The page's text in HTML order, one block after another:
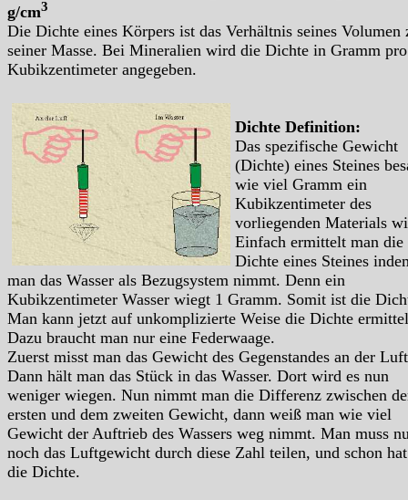
g/cm3
Die Dichte eines Körpers ist das Verhältnis seines Volumen
seiner Masse. Bei Mineralien wird die Dichte in Gramm pro
Kubikzentimeter angegeben.
Dichte Definition:
Das spezifische Gewicht
(Dichte) eines Steines
wie viel Gramm ein
Kubikzentimeter des
vorliegenden Materials
Einfach ermittelt man die
Dichte eines Steines
man das Wasser als Bezugsystem nimmt. Denn ein
Kubikzentimeter Wasser wiegt 1 Gramm. Somit ist die
Man kann jetzt auf unkomplizierte Weise die Dichte
Dazu braucht man nur eine Federwaage.
Zuerst misst man das Gewicht des Gegenstandes an der
Dann hält man das Stück in das Wasser. Dort wird es nun
weniger wiegen. Nun nimmt man die Differenz zwischen
ersten und dem zweiten Gewicht, dann weiß man wie viel
Gewicht der Auftrieb des Wassers weg nimmt. Man muss
noch das Luftgewicht durch diese Zahl teilen, und schon
die Dichte.